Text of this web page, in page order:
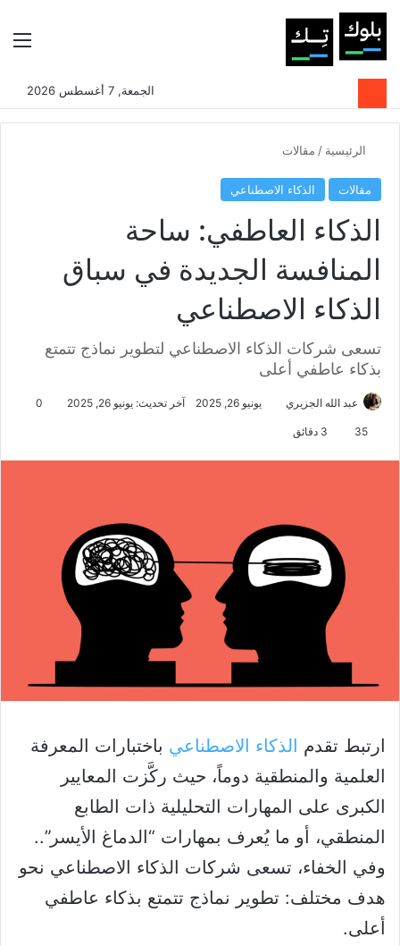
بحثالوضع
الجمعة, 7 أغسطس 2026
الرئيسية / مقالات
مقالات الذكاء الاصطناعي
الذكاء العاطفي: ساحة
المنافسة الجديدة في سباق
الذكاء الاصطناعي
تسعى شركات الذكاء الاصطناعي لتطوير نماذج تتمتع
بذكاء عاطفي أعلى
عبد الله الجزيري يونيو 26, 2025 آخر تحديث: يونيو 26, 2025 0
35
ارتبط تقدم الذكاء الاصطناعي باختبارات المعرفة
العلمية والمنطقية دوماً، حيث ركَّزت المعايير
الكبرى على المهارات التحليلية ذات الطابع
المنطقي، أو ما يُعرف بمهارات “الدماغ الأيسر”..
وفي الخفاء، تسعى شركات الذكاء الاصطناعي نحو
هدف مختلف: تطوير نماذج تتمتع بذكاء عاطفي
أعلى.